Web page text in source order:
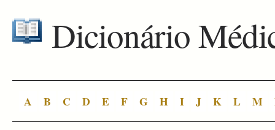
Dicionário
A B C D E F G H I J K L M